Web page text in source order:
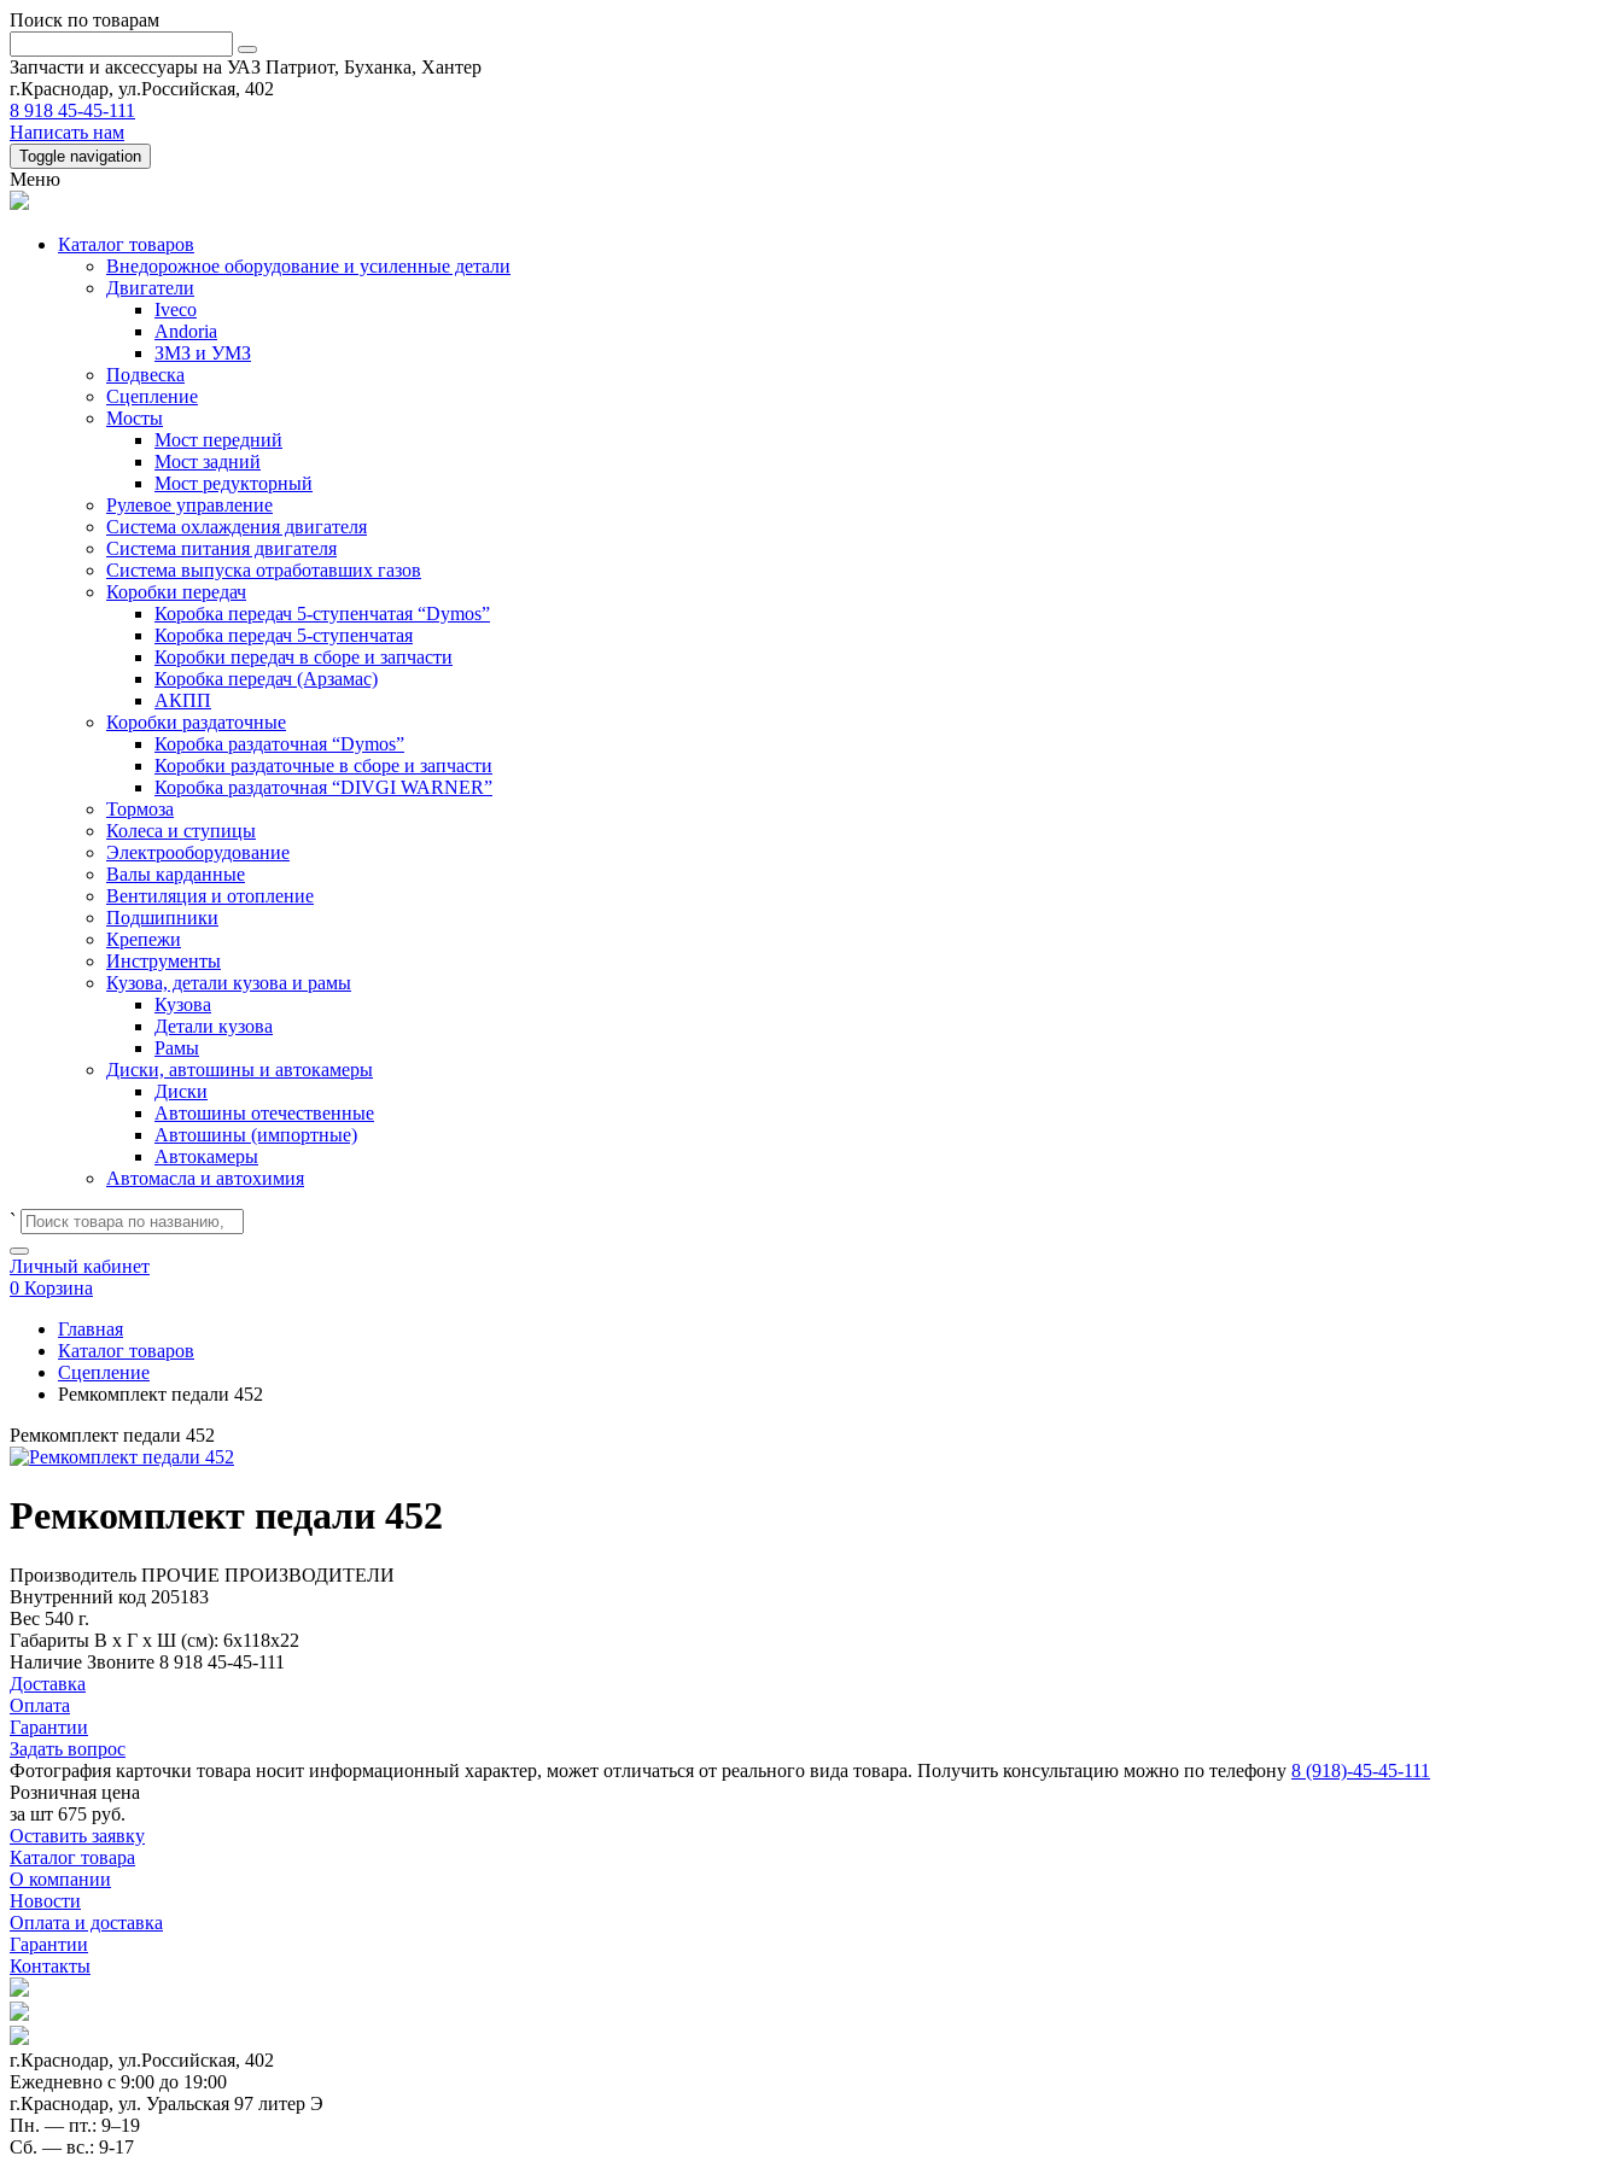
Поиск по товарам
Запчасти и аксессуары на УАЗ Патриот, Буханка, Хантер
г.Краснодар, ул.Российская, 402
8 918 45-45-111
Написать нам
Toggle navigation
Меню
Каталог товаров
Внедорожное оборудование и усиленные детали
Двигатели
Iveco
Andoria
ЗМЗ и УМЗ
Подвеска
Сцепление
Мосты
Мост передний
Мост задний
Мост редукторный
Рулевое управление
Система охлаждения двигателя
Система питания двигателя
Система выпуска отработавших газов
Коробки передач
Коробка передач 5-ступенчатая “Dymos”
Коробка передач 5-ступенчатая
Коробки передач в сборе и запчасти
Коробка передач (Арзамас)
АКПП
Коробки раздаточные
Коробка раздаточная “Dymos”
Коробки раздаточные в сборе и запчасти
Коробка раздаточная “DIVGI WARNER”
Тормоза
Колеса и ступицы
Электрооборудование
Валы карданные
Вентиляция и отопление
Подшипники
Крепежи
Инструменты
Кузова, детали кузова и рамы
Кузова
Детали кузова
Рамы
Диски, автошины и автокамеры
Диски
Автошины отечественные
Автошины (импортные)
Автокамеры
Автомасла и автохимия
`
Личный кабинет
0 Корзина
Главная
Каталог товаров
Сцепление
Ремкомплект педали 452
Ремкомплект педали 452
Ремкомплект педали 452
Производитель ПРОЧИЕ ПРОИЗВОДИТЕЛИ
Внутренний код 205183
Вес 540 г.
Габариты В х Г х Ш (см): 6х118х22
Наличие Звоните 8 918 45-45-111
Доставка
Оплата
Гарантии
Задать вопрос
Фотография карточки товара носит информационный характер, может отличаться от реального вида товара. Получить консультацию можно по телефону 8 (918)-45-45-111
Розничная цена
за шт 675 руб.
Оставить заявку
Каталог товара
О компании
Новости
Оплата и доставка
Гарантии
Контакты
г.Краснодар, ул.Российская, 402
Ежедневно c 9:00 до 19:00
г.Краснодар, ул. Уральская 97 литер Э
Пн. — пт.: 9–19
Сб. — вс.: 9-17